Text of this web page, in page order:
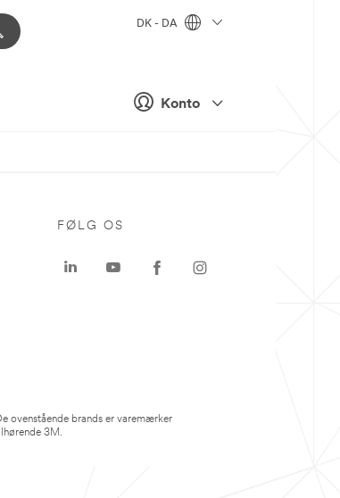
Konto
DK - DA
FØLG OS
ovenstående brands er varemærker
3M.